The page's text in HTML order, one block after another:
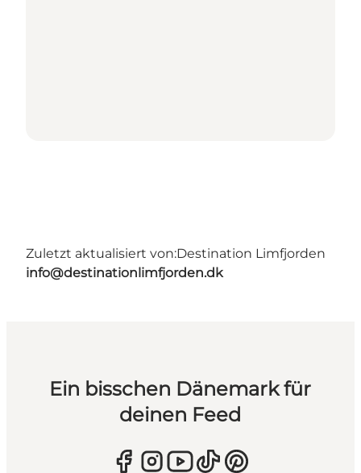
Zuletzt aktualisiert von:Destination Limfjorden
info@destinationlimfjorden.dk
Ein bisschen Dänemark für
deinen Feed